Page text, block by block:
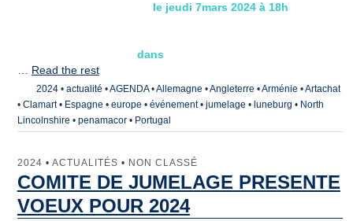
le jeudi 7mars 2024 à 18h
dans
… Read the rest
2024• actualité •AGENDA•Allemagne •Angleterre •Arménie •Artachat
• Clamart• Espagne • europe • événement• jumelage • luneburg • North
Lincolnshire • penamacor• Portugal
2024 • ACTUALITÉS • NON CLASSÉ
COMITE DE JUMELAGE PRESENTE
VOEUX POUR 2024